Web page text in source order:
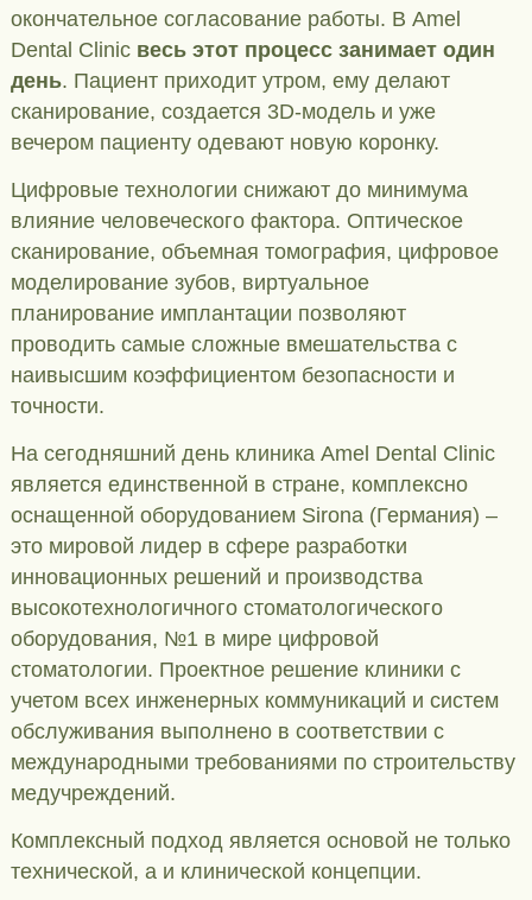
окончательное согласование работы. В Amel
Dental Clinic весь этот процесс занимает один
день. Пациент приходит утром, ему делают
сканирование, создается 3D-модель и уже
вечером пациенту одевают новую коронку.
Цифровые технологии снижают до минимума
влияние человеческого фактора. Оптическое
сканирование, объемная томография, цифровое
моделирование зубов, виртуальное
планирование имплантации позволяют
проводить самые сложные вмешательства с
наивысшим коэффициентом безопасности и
точности.
На сегодняшний день клиника Amel Dental Clinic
является единственной в стране, комплексно
оснащенной оборудованием Sirona (Германия) –
это мировой лидер в сфере разработки
инновационных решений и производства
высокотехнологичного стоматологического
оборудования, №1 в мире цифровой
стоматологии. Проектное решение клиники с
учетом всех инженерных коммуникаций и систем
обслуживания выполнено в соответствии с
международными требованиями по строительству
медучреждений.
Комплексный подход является основой не только
технической, а и клинической концепции.